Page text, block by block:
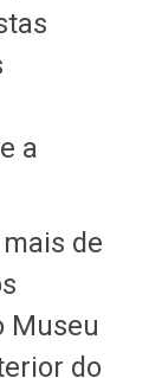
a
de
Museu
do